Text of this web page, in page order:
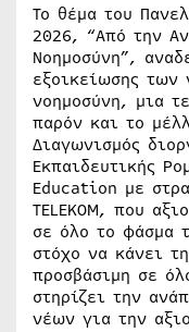
Το θέμα του
2026, “Από την
Νοημοσύνη”,
εξοικείωσης των
νοημοσύνη, μια
παρόν και το
Διαγωνισμός
Εκπαιδευτικής
Education με
TELEKOM, που
σε όλο το φάσμα
στόχο να κάνει
προσβάσιμη σε
στηρίζει την
νέων για την